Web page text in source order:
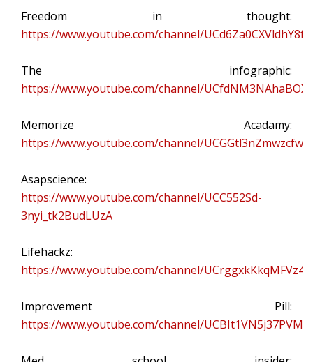
Freedom in thought:
https://www.youtube.com/channel/
The infographic:
https://www.youtube.com/channel/
Memorize Acadamy:
https://www.youtube.com/channel/
Asapscience:
https://www.youtube.com/channel/UCC552Sd-
3nyi_tk2BudLUzA
Lifehackz:
https://www.youtube.com/channel/
Improvement Pill:
https://www.youtube.com/channel/